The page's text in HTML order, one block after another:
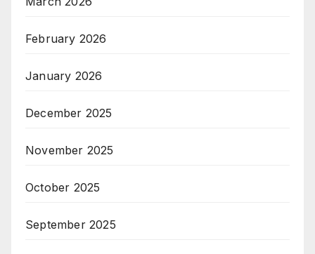
February 2026
January 2026
December 2025
November 2025
October 2025
September 2025